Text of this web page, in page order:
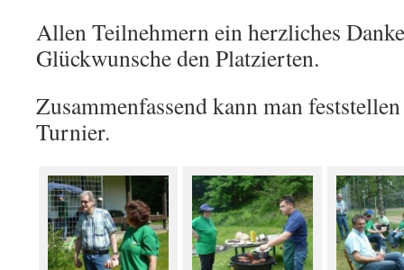
Allen Teilnehmern ein herzliches
Glückwunsche den Platzierten.
Zusammenfassend kann man
Turnier.